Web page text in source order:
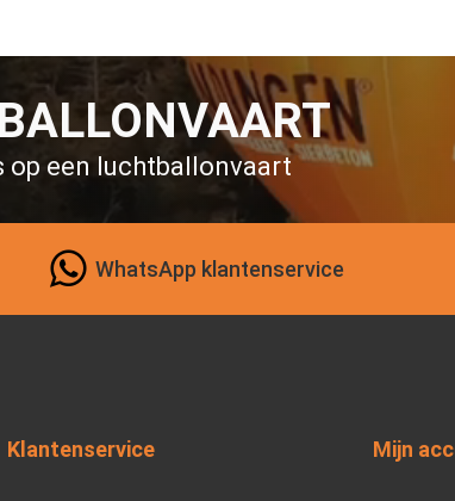
op een luchtballonvaart
WhatsApp klantenservice
Klantenservice Mijn